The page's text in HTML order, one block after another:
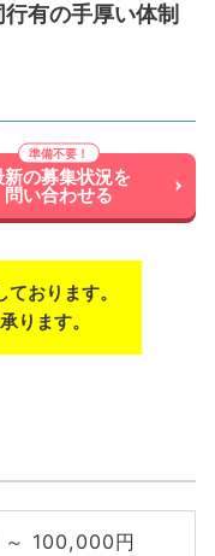
有の手厚い体制
新の募集状況を
問い合わせる
おります。
ります。
100,000円